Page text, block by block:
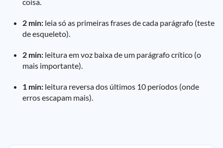
2 min: leia só as primeiras frases de cada parágrafo (teste
de esqueleto).
2 min: leitura em voz baixa de um parágrafo crítico (o
mais importante).
1 min: leitura reversa dos últimos 10 períodos (onde
erros escapam mais).